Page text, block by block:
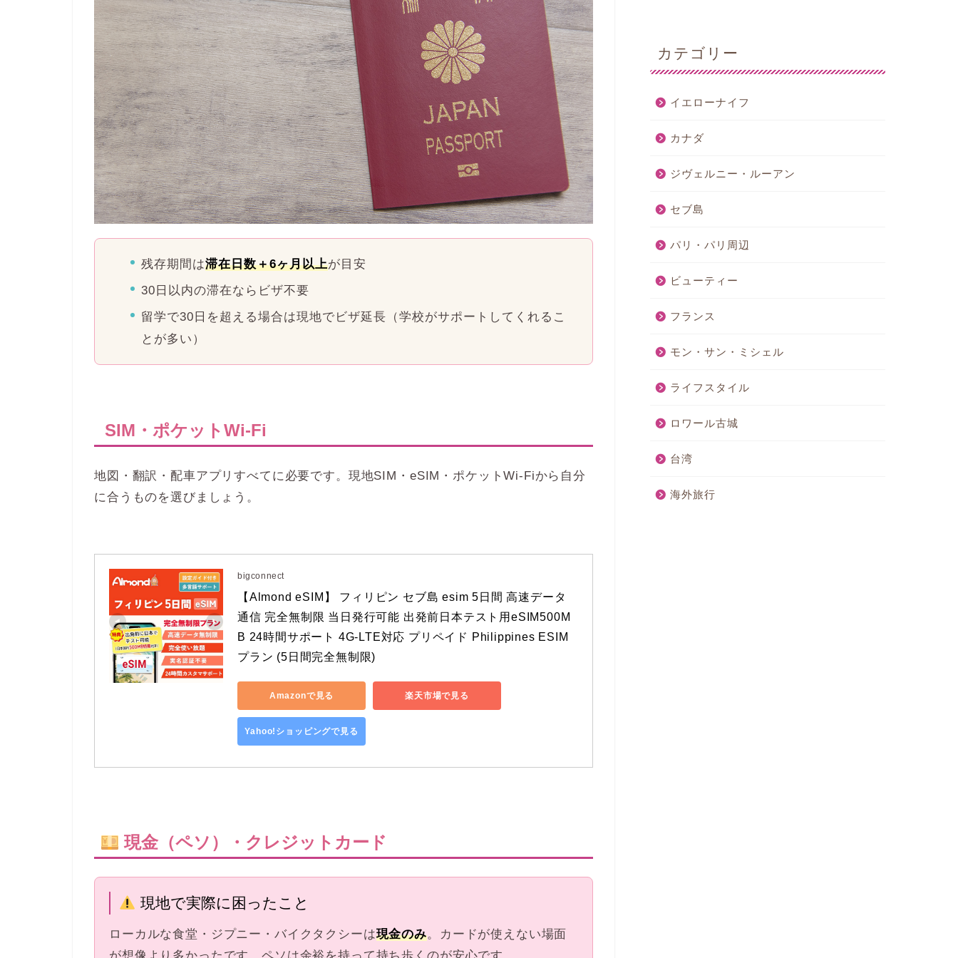
残存期間は滞在日数＋6ヶ月以上が目安
30日以内の滞在ならビザ不要
留学で30日を超える場合は現地でビザ延長（学校がサポートしてくれるこ
とが多い）
SIM・ポケットWi-Fi
地図・翻訳・配車アプリすべてに必要です。現地SIM・eSIM・ポケットWi-Fiから自分
に合うものを選びましょう。
bigconnect
【Almond eSIM】 フィリピン セブ島 esim 5日間 高速データ
通信 完全無制限 当日発行可能 出発前日本テスト用eSIM500M
B 24時間サポート 4G-LTE対応 プリペイド Philippines ESIM
プラン (5日間完全無制限)
Amazonで見る 楽天市場で見る
Yahoo!ショッピングで見る
現金（ペソ）・クレジットカード
現地で実際に困ったこと
ローカルな食堂・ジプニー・バイクタクシーは現金のみ。カードが使えない場面
カテゴリー
イエローナイフ
カナダ
ジヴェルニー・ルーアン
セブ島
パリ・パリ周辺
ビューティー
フランス
モン・サン・ミシェル
ライフスタイル
ロワール古城
台湾
海外旅行